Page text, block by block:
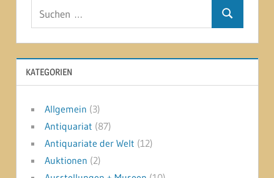
Suchen
KATEGORIEN
Allgemein (3)
Antiquariat (87)
Antiquariate der Welt (12)
Auktionen (2)